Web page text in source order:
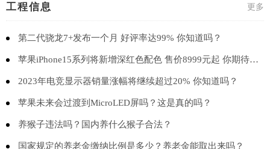
工程信息 更多
第二代骁龙7+发布一个月 好评率达99% 你知道吗？
苹果iPhone15系列将新增深红色配色 售价8999元起 你期待吗？
2023年电竞显示器销量涨幅将继续超过20% 你知道吗？
苹果未来会过渡到MicroLED屏吗？这是真的吗？
养猴子违法吗？国内养什么猴子合法？
国家规定的养老金缴纳比例是多少？养老金能取出来吗？